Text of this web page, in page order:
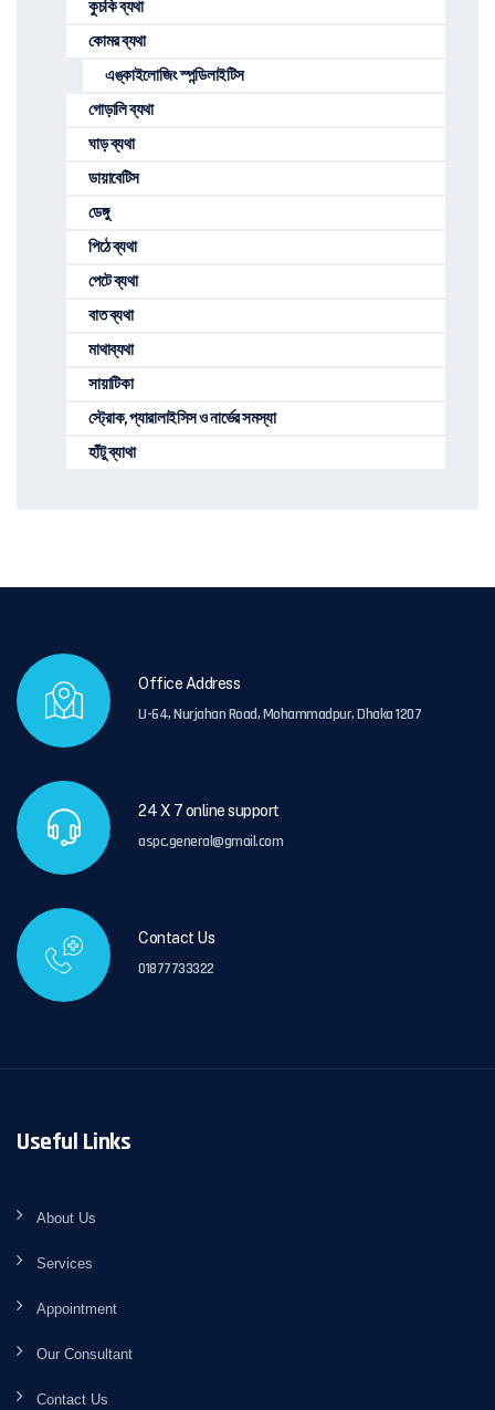
কুচকি ব্যথা
কোমর ব্যথা
এঙ্কাইলোজিং স্পন্ডিলাইটিস
গোড়ালি ব্যথা
ঘাড় ব্যথা
ডায়াবেটিস
ডেঙ্গু
পিঠে ব্যথা
পেটে ব্যথা
বাত ব্যথা
মাথাব্যথা
সায়াটিকা
স্ট্রোক, প্যারালাইসিস ও নার্ভের সমস্যা
হাঁটু ব্যাথা
Office Address
U-64, Nurjahan Road, Mohammadpur, Dhaka 1207
24 X 7 online support
aspc.general@gmail.com
Contact Us
01877733322
Useful Links
About Us
Services
Appointment
Our Consultant
Contact Us